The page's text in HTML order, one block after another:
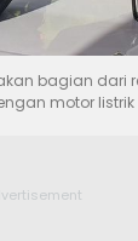
bagian dari
motor listrik